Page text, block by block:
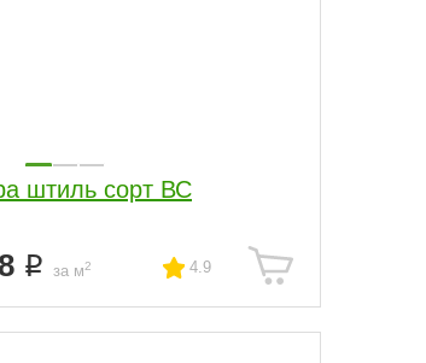
штиль сорт ВС
за м2 4.9